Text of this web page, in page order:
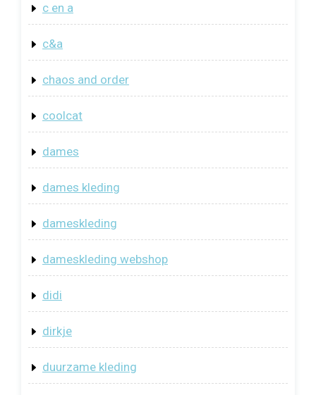
c en a
c&a
chaos and order
coolcat
dames
dames kleding
dameskleding
dameskleding webshop
didi
dirkje
duurzame kleding